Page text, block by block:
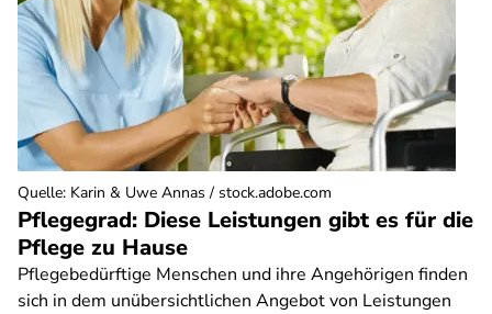
Pflegegrad: Diese Leistungen gibt es für die
Pflege zu Hause
Pflegebedürftige Menschen und ihre Angehörigen finden
sich in dem unübersichtlichen Angebot von Leistungen
Quelle: Karin & Uwe Annas / stock.adobe.com